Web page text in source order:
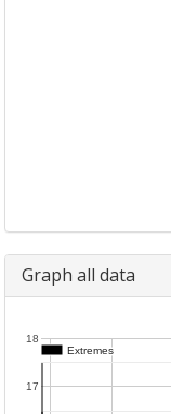
Graph all data
17
18
Extremes
Extremes